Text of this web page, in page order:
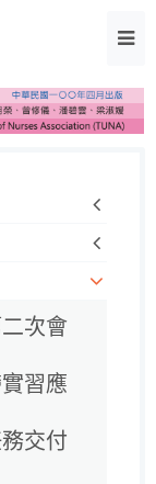
次會
習應
交付